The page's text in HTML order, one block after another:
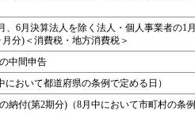
、6月決算法人を除く法人・個人事業者の1月
分)＜消費税・地方消費税＞
中間申告
おいて都道府県の条例で定める日）
納付(第2期分)（8月中において市町村の条例